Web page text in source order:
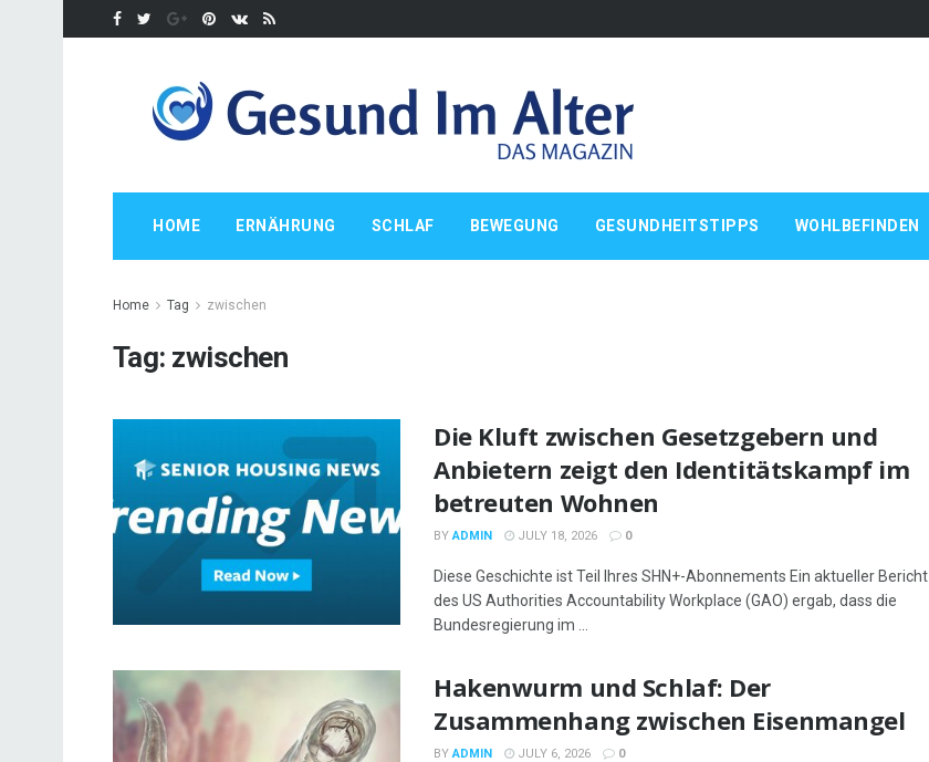
HOME ERNÄHRUNG SCHLAF BEWEGUNG GESUNDHEITSTIPPS WOHLBEFINDEN
Home Tag zwischen
Tag: zwischen
Die Kluft zwischen Gesetzgebern und
Anbietern zeigt den Identitätskampf im
betreuten Wohnen
BY ADMIN JULY 18, 2026 0
Diese Geschichte ist Teil Ihres SHN+-Abonnements Ein aktueller Bericht
des US Authorities Accountability Workplace (GAO) ergab, dass die
Bundesregierung im ...
Hakenwurm und Schlaf: Der
Zusammenhang zwischen Eisenmangel
BY ADMIN JULY 6, 2026 0